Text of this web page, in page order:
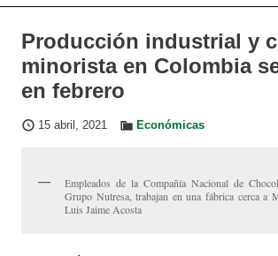
Producción industrial y
minorista en Colombia
en febrero
15 abril, 2021 Económicas
Empleados de la Compañía Nacional de
Grupo Nutresa, trabajan en una fábrica cerca a
Luis Jaime Acosta